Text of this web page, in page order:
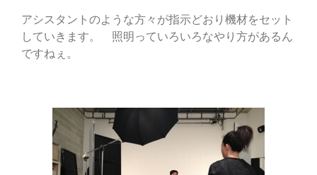
アシスタントのような方々が指示どおり機材をセット
していきます。 照明っていろいろなやり方があるん
ですねぇ。